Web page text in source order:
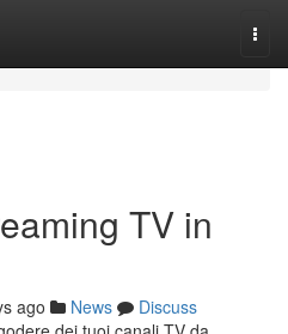
TV in
ago News
Discuss